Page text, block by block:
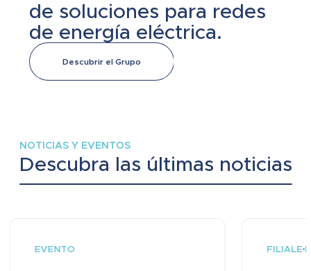
de soluciones para redes
de energía eléctrica.
Descubrir el Grupo
NOTICIAS Y EVENTOS
Descubra las últimas noticias
EVENTO FILIALE